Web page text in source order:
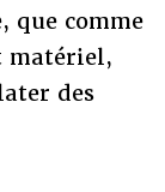
que comme
matériel,
des